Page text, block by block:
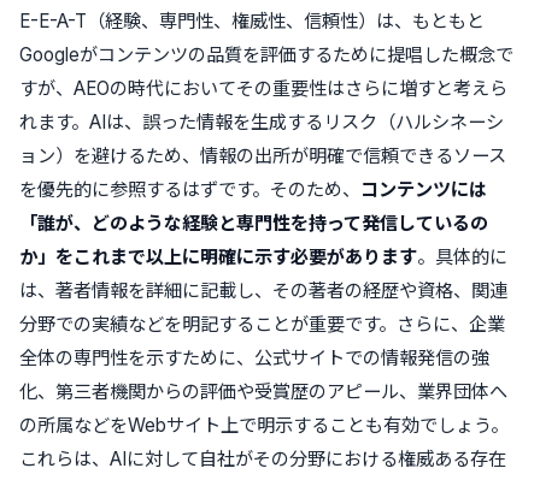
E-E-A-T（経験、専門性、権威性、信頼性）は、もともと
Googleがコンテンツの品質を評価するために提唱した概念で
すが、AEOの時代においてその重要性はさらに増すと考えら
れます。AIは、誤った情報を生成するリスク（ハルシネーシ
ョン）を避けるため、情報の出所が明確で信頼できるソース
を優先的に参照するはずです。そのため、
コンテンツには
「誰が、どのような経験と専門性を持って発信しているの
か」をこれまで以上に明確に示す必要があります。具体的に
は、著者情報を詳細に記載し、その著者の経歴や資格、関連
分野での実績などを明記することが重要です。さらに、企業
全体の専門性を示すために、公式サイトでの情報発信の強
化、第三者機関からの評価や受賞歴のアピール、業界団体へ
の所属などをWebサイト上で明示することも有効でしょう。
これらは、AIに対して自社がその分野における権威ある存在